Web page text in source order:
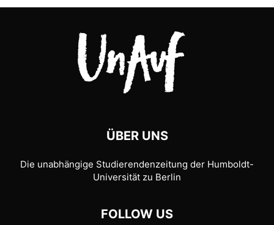
ÜBER UNS
Die unabhängige Studierendenzeitung der Humboldt-
Universität zu Berlin
FOLLOW US